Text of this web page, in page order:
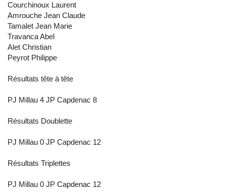
Courchinoux Laurent
Amrouche Jean Claude
Tamalet Jean Marie
Travanca Abel
Alet Christian
Peyrot Philippe
Résultats tête à tête
PJ Millau 4 JP Capdenac 8
Résultats Doublette
PJ Millau 0 JP Capdenac 12
Résultats Triplettes
PJ Millau 0 JP Capdenac 12